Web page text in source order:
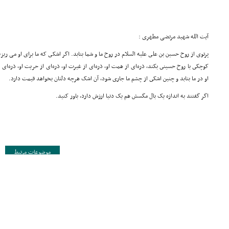
آیت الله شهید مرتضی مطهری :
پرتوى از روح حسین بن على علیه السلام در روح ما و شما بتابد. اگر اشکى که ما براى او می
کوچکى با روح حسینى بکند، ذره‌اى از همت او، ذره‌اى از غیرت او، ذره‌اى از حریت او، ذره‌اى
او در ما بتابد و چنین اشکى از چشم ما جارى شود، آن اشک هرچه دلتان بخواهد قیمت دارد.
اگر گفتند به اندازه یک بال مگسش هم یک دنیا ارزش دارد، باور کنید.
موضوعات مرتبط